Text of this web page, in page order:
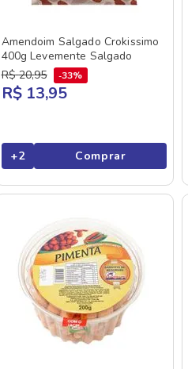
Amendoim Salgado Crokissimo
400g Levemente Salgado
R$ 20,95 33%
R$ 13,95
+2 Comprar